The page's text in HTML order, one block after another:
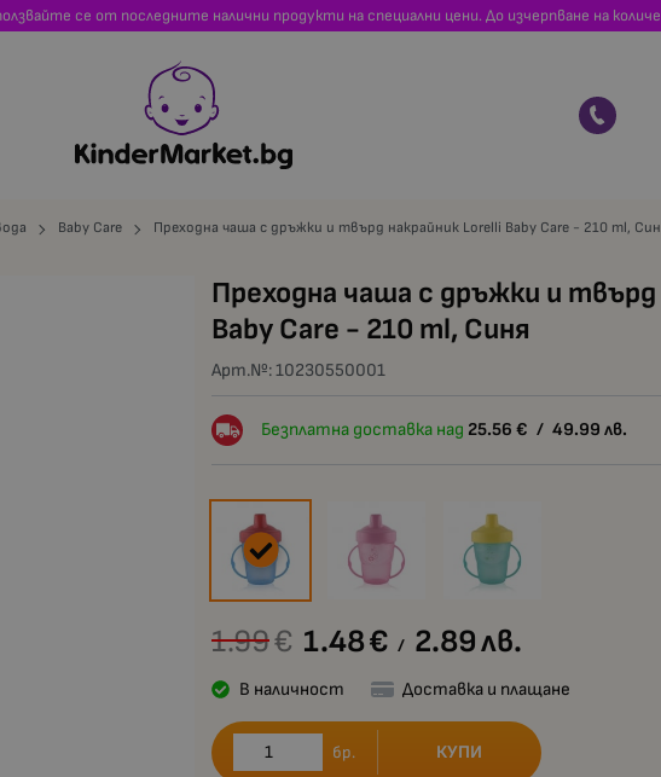
се от последните налични продукти на специални цени. До изчерпване на
Baby Care Преходна чаша с дръжки и твърд накрайник Lorelli Baby Care - 210 ml,
Преходна чаша с дръжки и твърд
Baby Care - 210 ml, Синя
Арт.№:10230550001
Безплатна доставка над 25.56 € / 49.99 лв.
1.99€ 1.48€ / 2.89лв.
В наличност Доставка и плащане
бр. КУПИ